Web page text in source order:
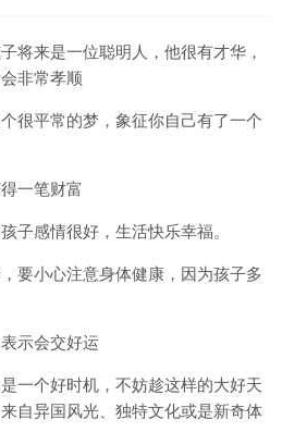
将来是一位聪明人，他很有才华，
非常孝顺
很平常的梦，象征你自己有了一个
一笔财富
子感情很好，生活快乐幸福。
要小心注意身体健康，因为孩子多
示会交好运
一个好时机，不妨趁这样的大好天
自异国风光、独特文化或是新奇体